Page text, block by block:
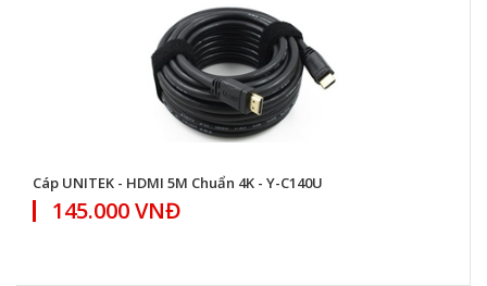
Cáp UNITEK - HDMI 5M Chuẩn 4K - Y-C140U
145.000 VNĐ